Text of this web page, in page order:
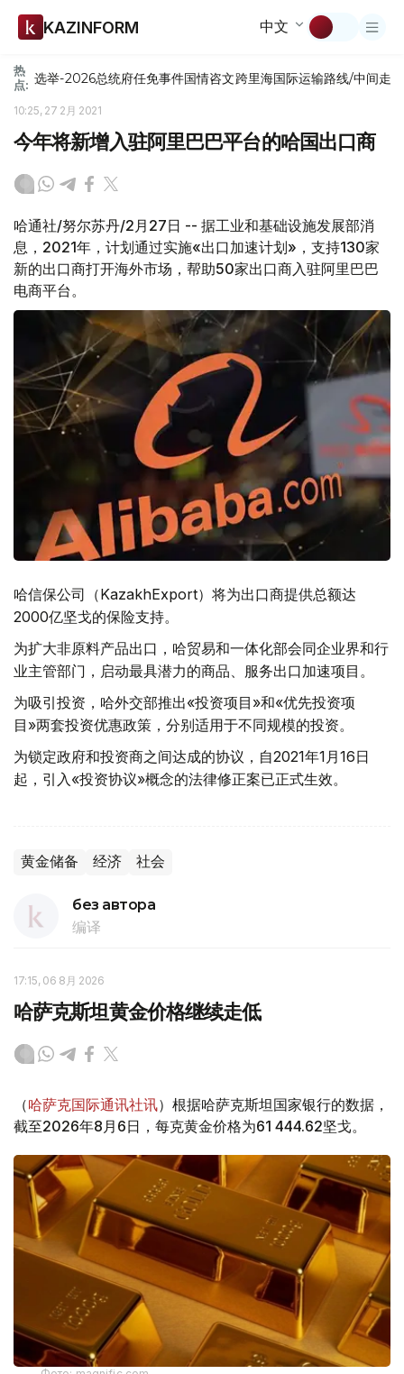
KAZINFORM 中文
热
点: 选举-2026总统府任免事件国情咨文跨里海国际运输路线/中间走廊
10:25, 27 2月 2021
今年将新增入驻阿里巴巴平台的哈国出口商
哈通社/努尔苏丹/2月27日 -- 据工业和基础设施发展部消
息，2021年，计划通过实施«出口加速计划»，支持130家
新的出口商打开海外市场，帮助50家出口商入驻阿里巴巴
电商平台。
哈信保公司（KazakhExport）将为出口商提供总额达
2000亿坚戈的保险支持。
为扩大非原料产品出口，哈贸易和一体化部会同企业界和行
业主管部门，启动最具潜力的商品、服务出口加速项目。
为吸引投资，哈外交部推出«投资项目»和«优先投资项
目»两套投资优惠政策，分别适用于不同规模的投资。
为锁定政府和投资商之间达成的协议，自2021年1月16日
起，引入«投资协议»概念的法律修正案已正式生效。
黄金储备 经济 社会
без автора
编译
17:15, 06 8月 2026
哈萨克斯坦黄金价格继续走低
（哈萨克国际通讯社讯）根据哈萨克斯坦国家银行的数据，
截至2026年8月6日，每克黄金价格为61 444.62坚戈。